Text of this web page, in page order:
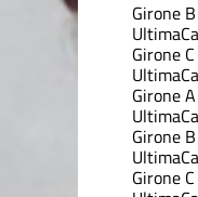
Girone B
Ultima
Girone C
Ultima
Girone
Ultima
Girone
Ultima
Girone